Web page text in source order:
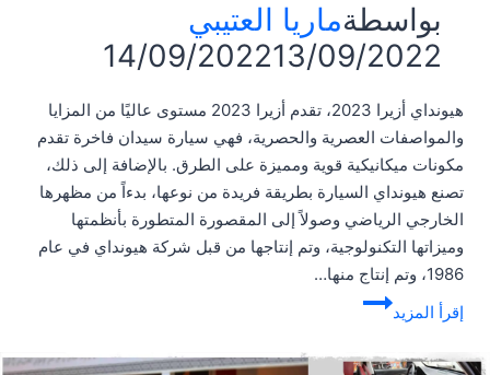
بواسطةماريا العتيبي
14/09/202213/09/2022
هيونداي أزيرا 2023، تقدم أزيرا 2023 مستوى عاليًا من المزايا
والمواصفات العصرية والحصرية، فهي سيارة سيدان فاخرة تقدم
مكونات ميكانيكية قوية ومميزة على الطرق. بالإضافة إلى ذلك،
تصنع هيونداي السيارة بطريقة فريدة من نوعها، بدءاً من مظهرها
الخارجي الرياضي وصولاً إلى المقصورة المتطورة بأنظمتها
وميزاتها التكنولوجية، وتم إنتاجها من قبل شركة هيونداي في عام
1986، وتم إنتاج منها…
إقرأ المزيد
هيونداي
2023